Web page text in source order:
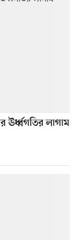
ঊর্ধ্বগতির লাগাম